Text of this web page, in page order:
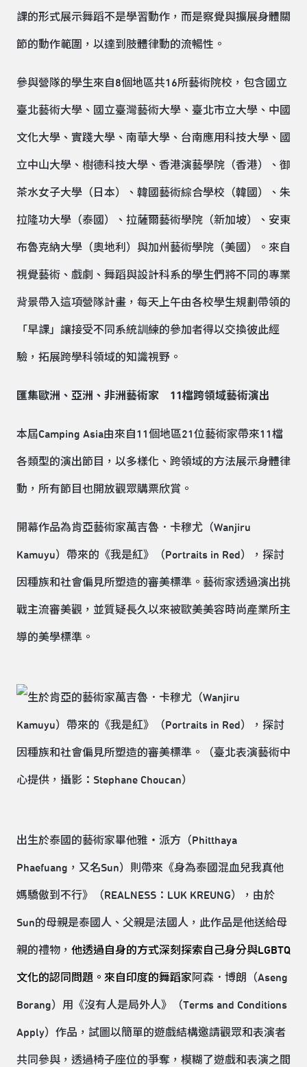
課的形式展示舞蹈不是學習動作，而是察覺與擴展身體關
節的動作範圍，以達到肢體律動的流暢性。
參與營隊的學生來自8個地區共16所藝術院校，包含國立
臺北藝術大學、國立臺灣藝術大學、臺北市立大學、中國
文化大學、實踐大學、南華大學、台南應用科技大學、國
立中山大學、樹德科技大學、香港演藝學院（香港）、御
茶水女子大學（日本）、韓國藝術綜合學校（韓國）、朱
拉隆功大學（泰國）、拉薩爾藝術學院（新加坡）、安東
布魯克納大學（奧地利）與加州藝術學院（美國）。來自
視覺藝術、戲劇、舞蹈與設計科系的學生們將不同的專業
背景帶入這項營隊計畫，每天上午由各校學生規劃帶領的
「早課」讓接受不同系統訓練的參加者得以交換彼此經
驗，拓展跨學科領域的知識視野。
匯集歐洲、亞洲、非洲藝術家 11 檔跨領域藝術演出
本屆Camping Asia由來自11個地區21位藝術家帶來11檔
各類型的演出節目，以多樣化、跨領域的方法展示身體律
動，所有節目也開放觀眾購票欣賞。
開幕作品為肯亞藝術家萬吉魯．卡穆尤（Wanjiru
Kamuyu）帶來的《我是紅》（Portraits in Red），探討
因種族和社會偏見所塑造的審美標準。藝術家透過演出挑
戰主流審美觀，並質疑長久以來被歐美美容時尚產業所主
導的美學標準。
出生於泰國的藝術家畢他雅・派方（Phitthaya
Phaefuang，又名Sun）則帶來《身為泰國混血兒我真他
媽驕傲到不行》（REALNESS：LUK KREUNG），由於
Sun的母親是泰國人、父親是法國人，此作品是他送給母
親的禮物， 他透過自身的方式深刻探索自己身分與LGBTQ
文化的認同問題。來自印度的舞蹈家阿森．博朗（Aseng
Borang）用《沒有人是局外人》（Terms and Conditions
Apply）作品，試圖以簡單的遊戲結構邀請觀眾和表演者
共同參與，透過椅子座位的爭奪，模糊了遊戲和表演之間